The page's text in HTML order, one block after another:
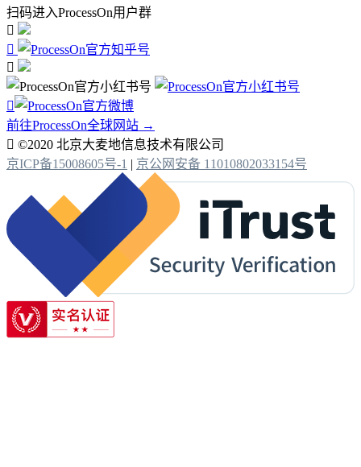
扫码进入ProcessOn用户群




前往ProcessOn全球网站 →
 ©2020 北京大麦地信息技术有限公司
京ICP备15008605号-1 | 京公网安备 11010802033154号